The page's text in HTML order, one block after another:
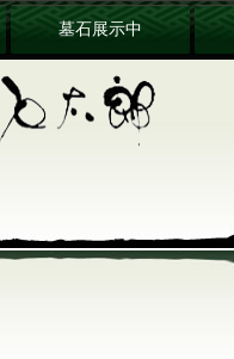
墓石展示中